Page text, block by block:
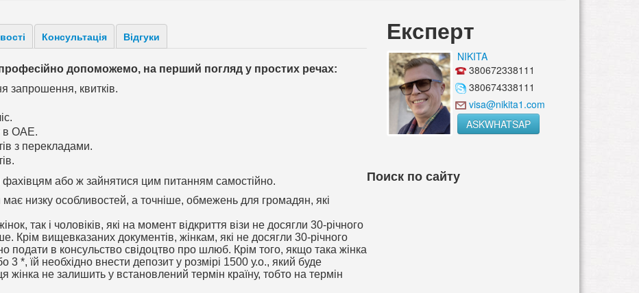
Консультація Відгуки
допоможемо, на перший погляд у простих речах:
запрошення, квитків.
в ОАЕ.
з перекладами.
або ж зайнятися цим питанням самостійно.
низку особливостей, а точніше, обмежень для громадян, які
так і чоловіків, які на момент відкриття візи не досягли 30-річного
Крім вищевказаних документів, жінкам, які не досягли 30-річного
подати в консульство свідоцтво про шлюб. Крім того, якщо така жінка
3 *, їй необхідно внести депозит у розмірі 1500 у.о., який буде
жінка не залишить у встановлений термін країну, тобто на термін
Експерт
NIKITA
380672338111
380674338111
visa@nikita1.com
ASKWHATSAP
Поиск по сайту